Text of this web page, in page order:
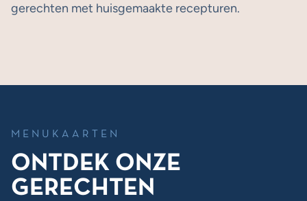
gerechten met huisgemaakte recepturen.
MENUKAARTEN
ONTDEK ONZE
GERECHTEN